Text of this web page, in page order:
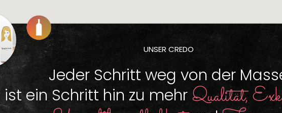
UNSER CREDO
Jeder Schritt weg von der
ist ein Schritt hin zu mehr Qualität,